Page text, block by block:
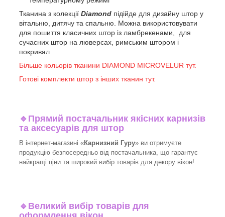
Тканина з колекції Diamond підійде для дизайну штор у
вітальню, дитячу та спальню. Можна використовувати
для пошиття класичних штор із ламбрекенами, для
сучасних штор на люверсах, римським штором і
покривал
Більше кольорів тканини DIAMOND MICROVELUR тут.
Готові комплекти штор з інших тканин тут.
🔹 Прямий постачальник якісних карнизів
та аксесуарів для штор
В інтернет-магазині «Карнизний Гуру» ви отримуєте
продукцію безпосередньо від постачальника, що гарантує
найкращі ціни та широкий вибір товарів для декору вікон!​
🔹 Великий вибір товарів для